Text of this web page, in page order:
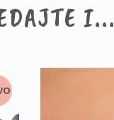
I...